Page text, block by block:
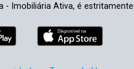
- Imobiliária Ativa, é